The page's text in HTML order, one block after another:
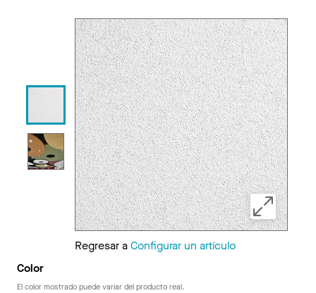
Regresar aConfigurar un artículo
Color
El color mostrado puede variar del producto real.